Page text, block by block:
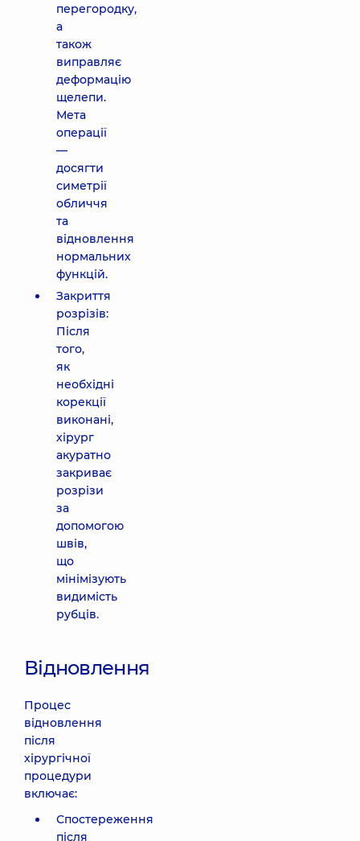
перегородку,
а
також
виправляє
деформацію
щелепи.
Мета
операції
—
досягти
симетрії
обличчя
та
відновлення
нормальних
функцій.
Закриття
розрізів:
Після
того,
як
необхідні
корекції
виконані,
хірург
акуратно
закриває
розрізи
за
допомогою
швів,
що
мінімізують
видимість
рубців.
Відновлення
Процес
відновлення
після
хірургічної
процедури
включає:
Спостереження
після